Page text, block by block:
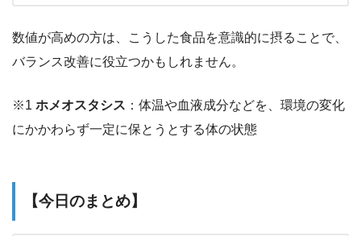
数値が高めの方は、こうした食品を意識的に摂ることで、
バランス改善に役立つかもしれません。
※1 ホメオスタシス ：体温や血液成分などを、環境の変化
にかかわらず一定に保とうとする体の状態
【今日のまとめ】